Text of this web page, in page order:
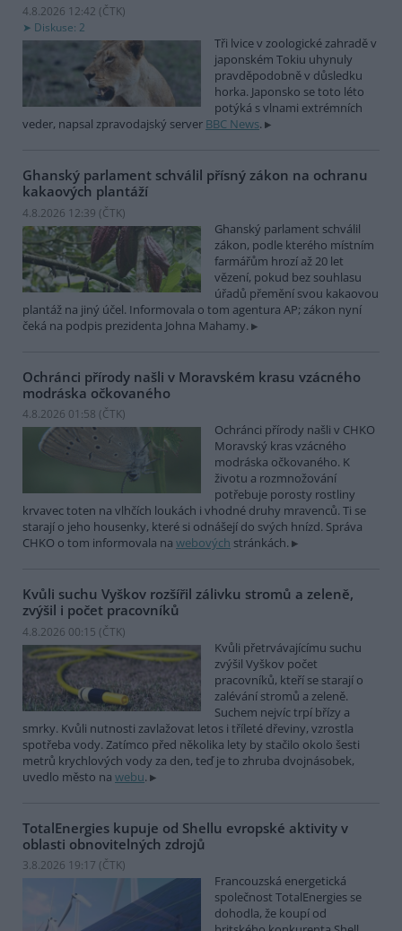
4.8.2026 12:42 (ČTK)
Diskuse: 2
Tři lvice v zoologické zahradě v
japonském Tokiu uhynuly
pravděpodobně v důsledku
horka. Japonsko se toto léto
potýká s vlnami extrémních
veder, napsal zpravodajský server BBC News.
Ghanský parlament schválil přísný zákon na ochranu
kakaových plantáží
4.8.2026 12:39 (ČTK)
Ghanský parlament schválil
zákon, podle kterého místním
farmářům hrozí až 20 let
vězení, pokud bez souhlasu
úřadů přemění svou kakaovou
plantáž na jiný účel. Informovala o tom agentura AP; zákon nyní
čeká na podpis prezidenta Johna Mahamy.
Ochránci přírody našli v Moravském krasu vzácného
modráska očkovaného
4.8.2026 01:58 (ČTK)
Ochránci přírody našli v CHKO
Moravský kras vzácného
modráska očkovaného. K
životu a rozmnožování
potřebuje porosty rostliny
krvavec toten na vlhčích loukách i vhodné druhy mravenců. Ti se
starají o jeho housenky, které si odnášejí do svých hnízd. Správa
CHKO o tom informovala na webových stránkách.
Kvůli suchu Vyškov rozšířil zálivku stromů a zeleně,
zvýšil i počet pracovníků
4.8.2026 00:15 (ČTK)
Kvůli přetrvávajícímu suchu
zvýšil Vyškov počet
pracovníků, kteří se starají o
zalévání stromů a zeleně.
Suchem nejvíc trpí břízy a
smrky. Kvůli nutnosti zavlažovat letos i tříleté dřeviny, vzrostla
spotřeba vody. Zatímco před několika lety by stačilo okolo šesti
metrů krychlových vody za den, teď je to zhruba dvojnásobek,
uvedlo město na webu.
TotalEnergies kupuje od Shellu evropské aktivity v
oblasti obnovitelných zdrojů
3.8.2026 19:17 (ČTK)
Francouzská energetická
společnost TotalEnergies se
dohodla, že koupí od